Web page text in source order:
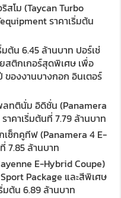
สโม (Taycan Turbo
ราคาเริ่มต้น
มต้น 6.45 ล้านบาท ปอร์เช่
สติกเกอร์สุดพิเศษ เพื่อ
ของงานบางกอก อินเตอร์
ลทตินั่ม อิดิชั่น (Panamera
คาเริ่มต้นที่ 7.79 ล้านบาท
เซ็กคูทีฟ (Panamera 4 E-
7.85 ล้านบาท
E-Hybrid Coupe)
Package และสีพิเศษ
มต้น 6.89 ล้านบาท